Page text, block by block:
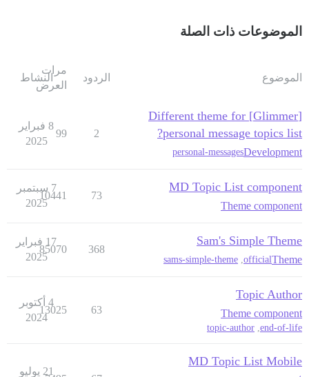
الموضوعات ذات الصلة
الموضوع الردود
مرات
العرض
النشاط
[Glimmer] Different theme for
personal message topics list?
Development
personal-messages
2
99
8 فبراير
2025
MD Topic List component
Theme component
73
10441
7 سبتمبر
2025
Sam's Simple Theme
Theme
official
,
sams-simple-theme
368
85070
17 فبراير
2025
Topic Author
Theme component
end-of-life
topic-author
63
13025
4 أكتوبر
2024
MD Topic List Mobile
21 يوليو